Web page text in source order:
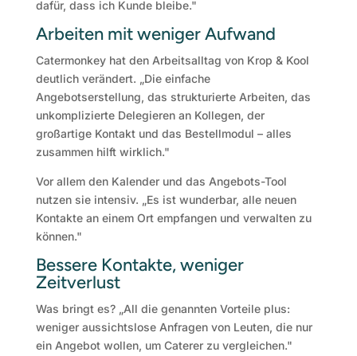
dafür, dass ich Kunde bleibe."
Arbeiten mit weniger Aufwand
Catermonkey hat den Arbeitsalltag von Krop & Kool
deutlich verändert. „Die einfache
Angebotserstellung, das strukturierte Arbeiten, das
unkomplizierte Delegieren an Kollegen, der
großartige Kontakt und das Bestellmodul – alles
zusammen hilft wirklich."
Vor allem den Kalender und das Angebots-Tool
nutzen sie intensiv. „Es ist wunderbar, alle neuen
Kontakte an einem Ort empfangen und verwalten zu
können."
Bessere Kontakte, weniger
Zeitverlust
Was bringt es? „All die genannten Vorteile plus:
weniger aussichtslose Anfragen von Leuten, die nur
ein Angebot wollen, um Caterer zu vergleichen."